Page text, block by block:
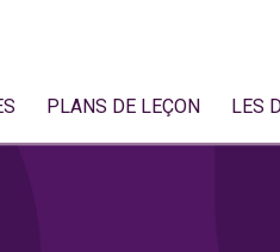
PLANS DE LEÇON LES